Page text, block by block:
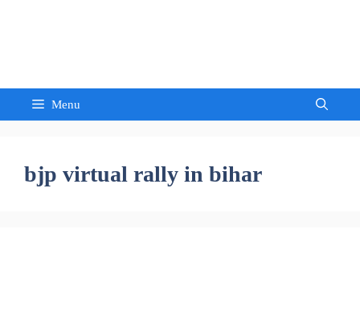
Menu
bjp virtual rally in bihar